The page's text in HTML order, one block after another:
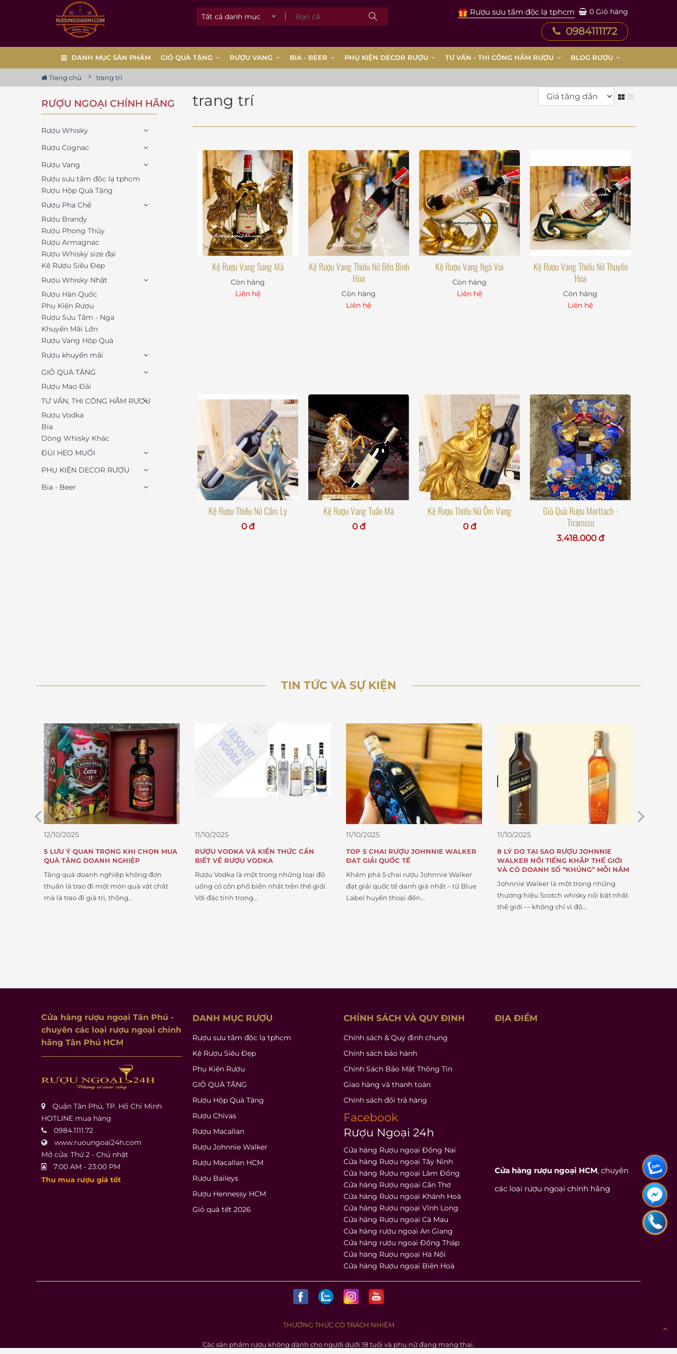
Tất cả danh mục Rượu sưu tầm độc lạ tphcm 0 Giỏ hàng
0984111172
DANH MỤC SẢN PHẨM GIỎ QUÀ TẶNG RƯỢU VANG BIA - BEER PHỤ KIỆN DECOR RƯỢU TƯ VẤN - THI CÔNG HẦM RƯỢU BLOG RƯỢU
Trang chủ trang trí
RƯỢU NGOẠI CHÍNH HÃNG
Rượu Whisky
Rượu Cognac
Rượu Vang
Rượu sưu tầm độc lạ tphcm
Rượu Hộp Quà Tặng
Rượu Pha Chế
Rượu Brandy
Rượu Phong Thủy
Rượu Armagnac
Rượu Whisky size đại
Kệ Rượu Siêu Đẹp
Rượu Whisky Nhật
Rượu Hàn Quốc
Phụ Kiện Rượu
Rượu Sưu Tầm - Nga
Khuyến Mãi Lớn
Rượu Vang Hộp Quà
Rượu khuyến mãi
GIỎ QUÀ TẶNG
Rượu Mao Đài
TƯ VẤN, THI CÔNG HẦM RƯỢU
Rượu Vodka
Bia
Dòng Whisky Khác
ĐÙI HEO MUỐI
PHỤ KIỆN DECOR RƯỢU
Bia - Beer
trang trí
Kệ Rượu Vang Song Mã
Còn hàng
Liên hệ
Kệ Rượu Vang Thiếu Nữ Bên Bình
Hoa
Còn hàng
Liên hệ
Kệ Rượu Vang Ngà Voi
Còn hàng
Liên hệ
Kệ Rượu Vang Thiếu Nữ Thuyền
Hoa
Còn hàng
Liên hệ
Kệ Rượu Thiếu Nữ Cầm Ly
0 đ
Kệ Rượu Vang Tuấn Mã
0 đ
Kệ Rượu Thiếu Nữ Ôm Vang
0 đ
Giỏ Quà Rượu Mortlach -
Tiramisu
3.418.000 đ
TIN TỨC VÀ SỰ KIỆN
12/10/2025
5 LƯU Ý QUAN TRỌNG KHI CHỌN MUA
QUÀ TẶNG DOANH NGHIỆP
Tặng quà doanh nghiệp không đơn
thuần là trao đi một món quà vật chất
mà là trao đi giá trị, thông...
11/10/2025
RƯỢU VODKA VÀ KIẾN THỨC CẦN
BIẾT VỀ RƯỢU VODKA
Rượu Vodka là một trong những loại đồ
uống có cồn phổ biến nhất trên thế giới.
Với đặc tính trong...
11/10/2025
TOP 5 CHAI RƯỢU JOHNNIE WALKER
ĐẠT GIẢI QUỐC TẾ
Khám phá 5 chai rượu Johnnie Walker
đạt giải quốc tế danh giá nhất – từ Blue
Label huyền thoại đến...
11/10/2025
8 LÝ DO TẠI SAO RƯỢU JOHNNIE
WALKER NỔI TIẾNG KHẮP THẾ GIỚI
VÀ CÓ DOANH SỐ “KHỦNG” MỖI NĂM
Johnnie Walker là một trong những
thương hiệu Scotch whisky nổi bật nhất
thế giới — không chỉ vì độ...
Cửa hàng rượu ngoại Tân Phú -
chuyên các loại rượu ngoại chính
hãng Tân Phú HCM
Quận Tân Phú, TP. Hồ Chí Minh
HOTLINE mua hàng
0984.1111.72
www.ruoungoai24h.com
Mở cửa: Thứ 2 - Chủ nhật
7:00 AM - 23:00 PM
Thu mua rượu giá tốt
DANH MỤC RƯỢU
Rượu sưu tầm độc lạ tphcm
Kệ Rượu Siêu Đẹp
Phụ Kiện Rượu
GIỎ QUÀ TẶNG
Rượu Hộp Quà Tặng
Rượu Chivas
Rượu Macallan
Rượu Johnnie Walker
Rượu Macallan HCM
Rượu Baileys
Rượu Hennessy HCM
Giỏ quà tết 2026
CHÍNH SÁCH VÀ QUY ĐỊNH
Chính sách & Quy định chung
Chính sách bảo hành
Chính Sách Bảo Mật Thông Tin
Giao hàng và thanh toán
Chính sách đổi trả hàng
Facebook
Rượu Ngoại 24h
Cửa hàng Rượu ngoại Đồng Nai
Cửa hàng Rượu ngoại Tây Ninh
Cửa hàng Rượu ngoại Lâm Đồng
Cửa hàng Rượu ngoại Cần Thơ
Cửa hàng Rượu ngoại Khánh Hoà
Cửa hàng Rượu ngoại Vĩnh Long
Cửa hàng Rượu ngoại Cà Mau
Cửa hàng rượu ngoại An Giang
Cửa hàng rượu ngoại Đồng Tháp
Cửa hàng Rượu ngoại Hà Nội
Cửa hàng Rượu ngoại Biên Hoà
ĐỊA ĐIỂM
Cửa hàng rượu ngoại HCM, chuyên
các loại rượu ngoại chính hãng
THƯỞNG THỨC CÓ TRÁCH NHIỆM
Các sản phẩm rượu không dành cho người dưới 18 tuổi và phụ nữ đang mang thai.